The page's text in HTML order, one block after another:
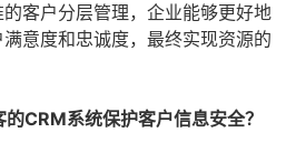
客户分层管理，企业能够更好地
意度和忠诚度，最终实现资源的
CRM系统保护客户信息安全？